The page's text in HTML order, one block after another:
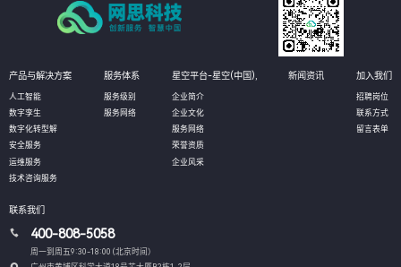
产品与解决方案
人工智能
数字孪生
数字化转型解
安全服务
运维服务
技术咨询服务
服务体系
服务级别
服务网络
星空平台-星空(中国),
企业简介
企业文化
服务网络
荣誉资质
企业风采
新闻资讯 加入我们
招聘岗位
联系方式
留言表单
联系我们
400-808-5058
周一到周五9:30-18:00 (北京时间）